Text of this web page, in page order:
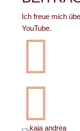
Ich freue mich
YouTube.

